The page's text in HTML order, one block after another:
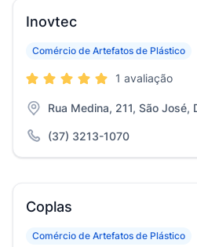
Inovtec
Comércio de Artefatos de Plástico
1 avaliação
Rua Medina, 211, São José,
(37) 3213-1070
Coplas
Comércio de Artefatos de Plástico